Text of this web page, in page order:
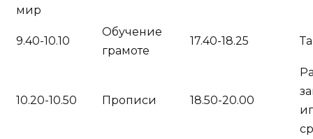
мир
9.40-10.10
Обучение
грамоте
17.40-18.25
10.20-10.50 Прописи 18.50-20.00